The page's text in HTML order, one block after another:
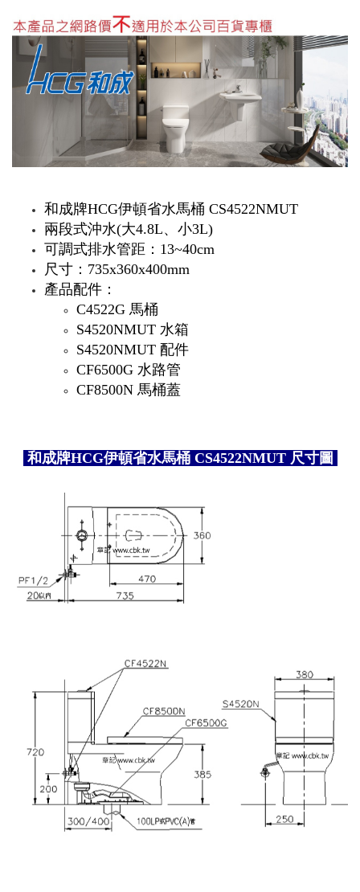
和成牌HCG伊頓省水馬桶 CS4522NMUT
兩段式沖水(大4.8L、小3L)
可調式排水管距：13~40cm
尺寸：735x360x400mm
產品配件：
C4522G 馬桶
S4520NMUT 水箱
S4520NMUT 配件
CF6500G 水路管
CF8500N 馬桶蓋
和成牌HCG伊頓省水馬桶 CS4522NMUT 尺寸圖